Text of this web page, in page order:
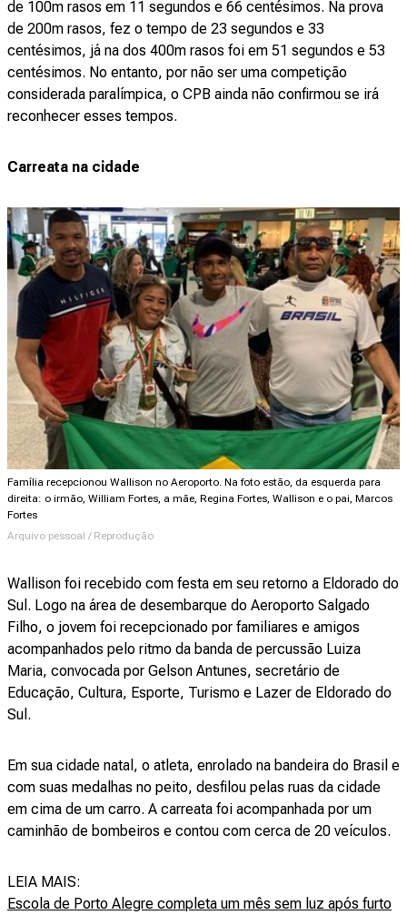
de 100m rasos em 11 segundos e 66 centésimos. Na prova
de 200m rasos, fez o tempo de 23 segundos e 33
centésimos, já na dos 400m rasos foi em 51 segundos e 53
centésimos. No entanto, por não ser uma competição
considerada paralímpica, o CPB ainda não confirmou se irá
reconhecer esses tempos.
Carreata na cidade
Família recepcionou Wallison no Aeroporto. Na foto estão, da esquerda para
direita: o irmão, William Fortes, a mãe, Regina Fortes, Wallison e o pai, Marcos
Fortes
Arquivo pessoal / Reprodução
Wallison foi recebido com festa em seu retorno a Eldorado do
Sul. Logo na área de desembarque do Aeroporto Salgado
Filho, o jovem foi recepcionado por familiares e amigos
acompanhados pelo ritmo da banda de percussão Luiza
Maria, convocada por Gelson Antunes, secretário de
Educação, Cultura, Esporte, Turismo e Lazer de Eldorado do
Sul.
Em sua cidade natal, o atleta, enrolado na bandeira do Brasil e
com suas medalhas no peito, desfilou pelas ruas da cidade
em cima de um carro. A carreata foi acompanhada por um
caminhão de bombeiros e contou com cerca de 20 veículos.
LEIA MAIS:
Escola de Porto Alegre completa um mês sem luz após furto